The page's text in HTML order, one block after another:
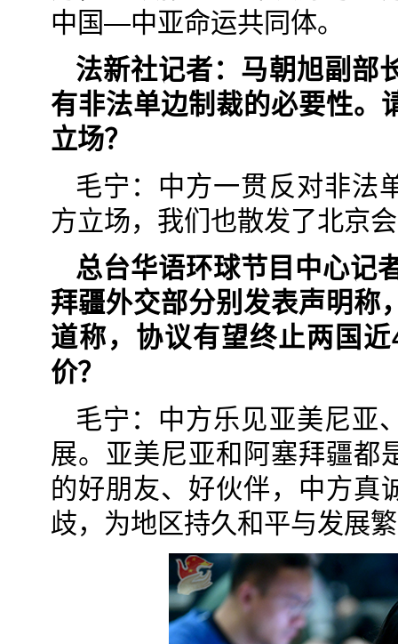
中国—中亚命运共同体。
法新社记者：马朝旭副部
有非法单边制裁的必要性。
立场？
毛宁：中方一贯反对非法
方立场，我们也散发了北京
总台华语环球节目中心记
拜疆外交部分别发表声明称
道称，协议有望终止两国
价？
毛宁：中方乐见亚美尼亚
展。亚美尼亚和阿塞拜疆都
的好朋友、好伙伴，中方真
歧，为地区持久和平与发展